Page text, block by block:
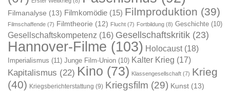
Filmanalyse (13) Filmkomödie (15) Filmproduktion (39)
Filmschaffende (7) Filmtheorie (12) Flucht (7) Fortbildung (8) Geschichte (10)
Gesellschaftskompetenz (16) Gesellschaftskritik (23)
Hannover-Filme (103) Holocaust(18)
Imperialismus (11) Junge Film-Union (10) Kalter Krieg (17)
Kapitalismus (22) Kino (73) Klassengesellschaft (7) Krieg
(40) Kriegsberichterstattung (9) Kriegsfilm (29) Kunst (13)